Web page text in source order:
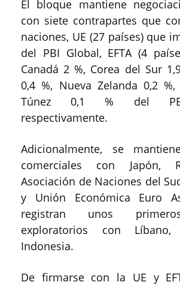
El bloque mantiene
con siete contrapartes que
naciones, UE (27 países) que
del PBI Global, EFTA (4
Canadá 2 %, Corea del Sur
0,4 %, Nueva Zelanda 0,2
Túnez 0,1 % del
respectivamente.
Adicionalmente, se
comerciales con Japón,
Asociación de Naciones del
y Unión Económica Euro
registran unos
exploratorios con
Indonesia.
De firmarse con la UE y